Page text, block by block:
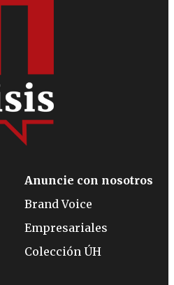
Anuncie con nosotros
Brand Voice
Empresariales
Colección ÚH